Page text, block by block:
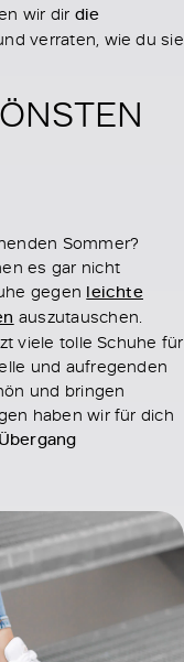
wir dir die
verraten, wie du sie
Sommer?
es gar nicht
gegen leichte
auszutauschen.
viele tolle Schuhe für
und aufregenden
und bringen
haben wir für dich